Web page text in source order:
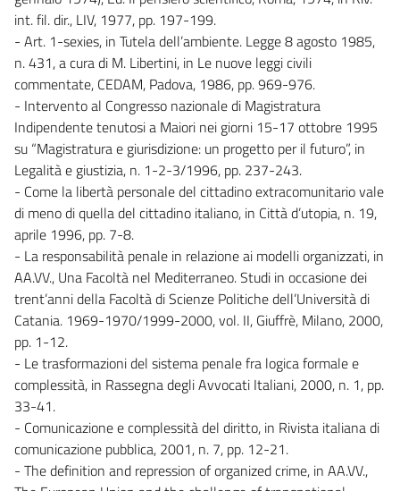
int. fil. dir., LIV, 1977, pp. 197-199.
- Art. 1-sexies, in Tutela dell’ambiente. Legge 8 agosto 1985,
n. 431, a cura di M. Libertini, in Le nuove leggi civili
commentate, CEDAM, Padova, 1986, pp. 969-976.
- Intervento al Congresso nazionale di Magistratura
Indipendente tenutosi a Maiori nei giorni 15-17 ottobre 1995
su “Magistratura e giurisdizione: un progetto per il futuro”, in
Legalità e giustizia, n. 1-2-3/1996, pp. 237-243.
- Come la libertà personale del cittadino extracomunitario vale
di meno di quella del cittadino italiano, in Città d’utopia, n. 19,
aprile 1996, pp. 7-8.
- La responsabilità penale in relazione ai modelli organizzati, in
AA.VV., Una Facoltà nel Mediterraneo. Studi in occasione dei
trent’anni della Facoltà di Scienze Politiche dell’Università di
Catania. 1969-1970/1999-2000, vol. II, Giuffrè, Milano, 2000,
pp. 1-12.
- Le trasformazioni del sistema penale fra logica formale e
complessità, in Rassegna degli Avvocati Italiani, 2000, n. 1, pp.
33-41.
- Comunicazione e complessità del diritto, in Rivista italiana di
comunicazione pubblica, 2001, n. 7, pp. 12-21.
- The definition and repression of organized crime, in AA.VV.,